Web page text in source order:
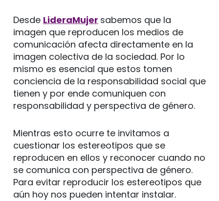
Desde LideraMujer sabemos que la
imagen que reproducen los medios de
comunicación afecta directamente en la
imagen colectiva de la sociedad. Por lo
mismo es esencial que estos tomen
conciencia de la responsabilidad social que
tienen y por ende comuniquen con
responsabilidad y perspectiva de género.
Mientras esto ocurre te invitamos a
cuestionar los estereotipos que se
reproducen en ellos y reconocer cuando no
se comunica con perspectiva de género.
Para evitar reproducir los estereotipos que
aún hoy nos pueden intentar instalar.